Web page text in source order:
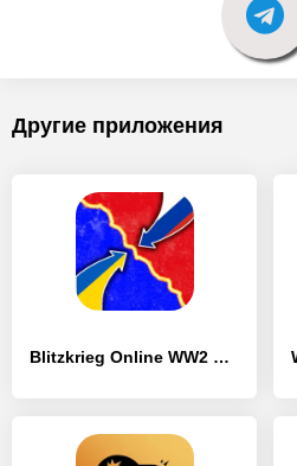
Другие приложения
Blitzkrieg Online WW2 Strategy - [MOD Много денег]